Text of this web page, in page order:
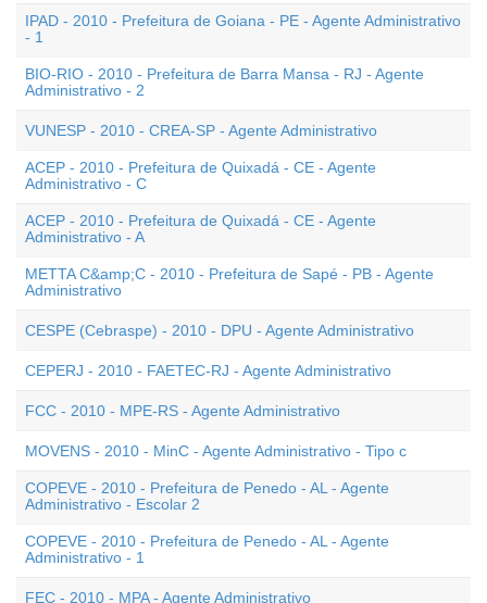
IPAD - 2010 - Prefeitura de Goiana - PE - Agente Administrativo
- 1
BIO-RIO - 2010 - Prefeitura de Barra Mansa - RJ - Agente
Administrativo - 2
VUNESP - 2010 - CREA-SP - Agente Administrativo
ACEP - 2010 - Prefeitura de Quixadá - CE - Agente
Administrativo - C
ACEP - 2010 - Prefeitura de Quixadá - CE - Agente
Administrativo - A
METTA C&amp;C - 2010 - Prefeitura de Sapé - PB - Agente
Administrativo
CESPE (Cebraspe) - 2010 - DPU - Agente Administrativo
CEPERJ - 2010 - FAETEC-RJ - Agente Administrativo
FCC - 2010 - MPE-RS - Agente Administrativo
MOVENS - 2010 - MinC - Agente Administrativo - Tipo c
COPEVE - 2010 - Prefeitura de Penedo - AL - Agente
Administrativo - Escolar 2
COPEVE - 2010 - Prefeitura de Penedo - AL - Agente
Administrativo - 1
FEC - 2010 - MPA - Agente Administrativo